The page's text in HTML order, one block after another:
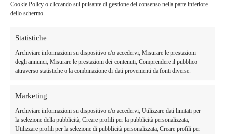
Cookie Policy o cliccando sul pulsante di gestione del consenso nella parte inferiore
dello schermo.
Statistiche
Archiviare informazioni su dispositivo e/o accedervi, Misurare le prestazioni
degli annunci, Misurare le prestazioni dei contenuti, Comprendere il pubblico
attraverso statistiche o la combinazione di dati provenienti da fonti diverse.
Marketing
Archiviare informazioni su dispositivo e/o accedervi, Utilizzare dati limitati per
la selezione della pubblicità, Creare profili per la pubblicità personalizzata,
Utilizzare profili per la selezione di pubblicità personalizzata, Creare profili per
Aggiungi al carrello Aggiungi al carrello